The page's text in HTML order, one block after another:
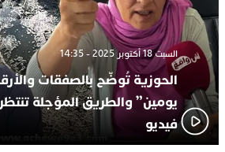
السبت 18 أكتوبر 2025 - 14:35
الحوزية تُوضّح بالصفقات
يومين” والطريق المؤجلة تنتظر
فيديو